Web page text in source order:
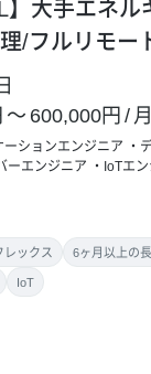
】大手エネ
/フルリモー
～ 600,000円 /
ションエンジニア
ーエンジニア IoTエ
レックス
IoT